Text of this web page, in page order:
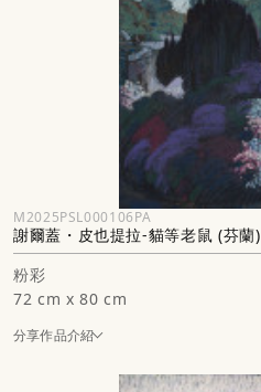
M2025PSL000106PA
謝爾蓋・皮也提拉-貓等老鼠 (芬蘭)
粉彩
72 cm x 80 cm
分享作品介紹